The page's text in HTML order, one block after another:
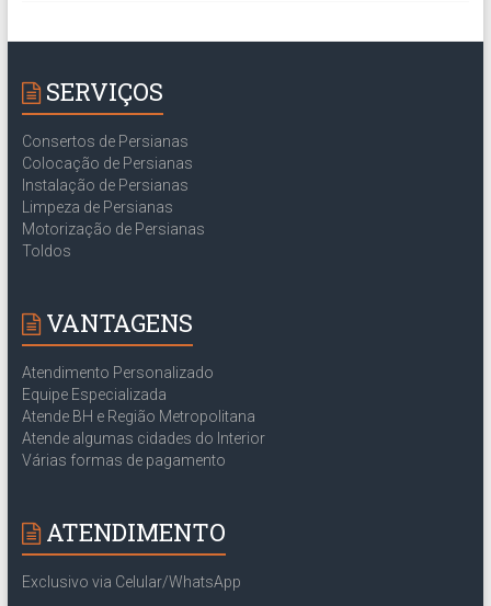
SERVIÇOS
Consertos de Persianas
Colocação de Persianas
Instalação de Persianas
Limpeza de Persianas
Motorização de Persianas
Toldos
VANTAGENS
Atendimento Personalizado
Equipe Especializada
Atende BH e Região Metropolitana
Atende algumas cidades do Interior
Várias formas de pagamento
ATENDIMENTO
Exclusivo via Celular/WhatsApp